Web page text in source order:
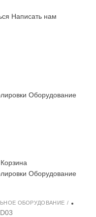
Написать нам
Оборудование
Корзина
Оборудование
ОБОРУДОВАНИЕ